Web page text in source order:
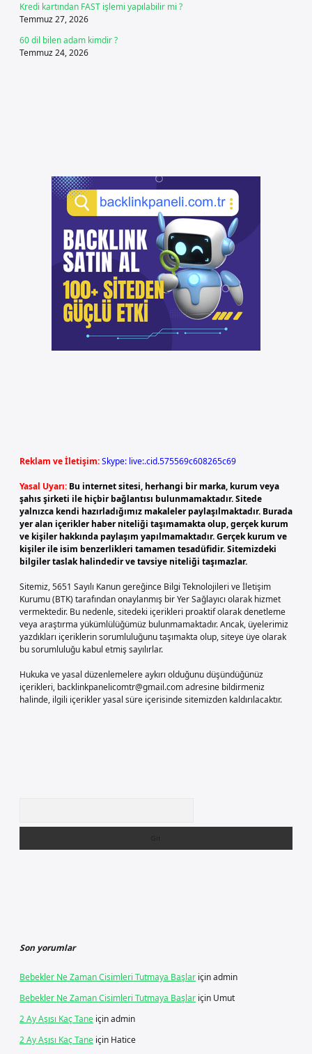
Kredi kartından FAST işlemi yapılabilir mi ?
Temmuz 27, 2026
60 dil bilen adam kimdir ?
Temmuz 24, 2026
Reklam ve İletişim:Skype: live:.cid.575569c608265c69
Yasal Uyarı: Bu internet sitesi, herhangi bir marka, kurum veya
şahıs şirketi ile hiçbir bağlantısı bulunmamaktadır. Sitede
yalnızca kendi hazırladığımız makaleler paylaşılmaktadır. Burada
yer alan içerikler haber niteliği taşımamakta olup, gerçek kurum
ve kişiler hakkında paylaşım yapılmamaktadır. Gerçek kurum ve
kişiler ile isim benzerlikleri tamamen tesadüfidir. Sitemizdeki
bilgiler taslak halindedir ve tavsiye niteliği taşımazlar.
Sitemiz, 5651 Sayılı Kanun gereğince Bilgi Teknolojileri ve İletişim
Kurumu (BTK) tarafından onaylanmış bir Yer Sağlayıcı olarak hizmet
vermektedir. Bu nedenle, sitedeki içerikleri proaktif olarak denetleme
veya araştırma yükümlülüğümüz bulunmamaktadır. Ancak, üyelerimiz
yazdıkları içeriklerin sorumluluğunu taşımakta olup, siteye üye olarak
bu sorumluluğu kabul etmiş sayılırlar.
Hukuka ve yasal düzenlemelere aykırı olduğunu düşündüğünüz
içerikleri, backlinkpanelicomtr@gmail.comadresine bildirmeniz
halinde, ilgili içerikler yasal süre içerisinde sitemizden kaldırılacaktır.
Son yorumlar
Bebekler Ne Zaman Cisimleri Tutmaya Başlar içinadmin
Bebekler Ne Zaman Cisimleri Tutmaya Başlar için Umut
2 Ay Aşısı Kaç Tane içinadmin
2 Ay Aşısı Kaç Tane için Hatice